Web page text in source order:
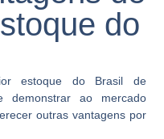
do
estoque do Brasil de
demonstrar ao mercado
outras vantagens por